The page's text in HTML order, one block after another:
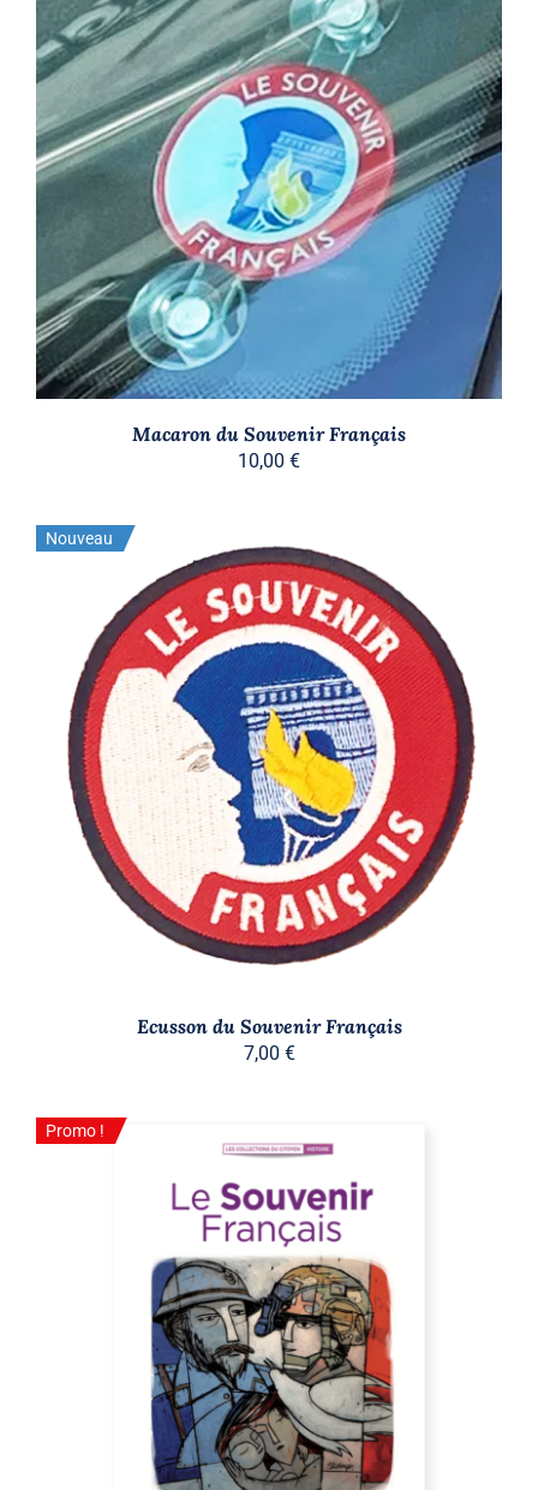
AJOUTER AU PANIER
/
Macaron du Souvenir Français
10,00 €
Nouveau
AJOUTER AU PANIER
/
DÉTAILS
Ecusson du Souvenir Français
7,00 €
Promo !
AJOUTER AU PANIER
/